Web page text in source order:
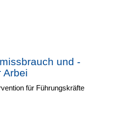
und -
Arbei
für Führungskräfte